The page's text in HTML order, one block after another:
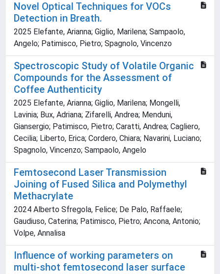
Novel Optical Techniques for VOCs
Detection in Breath.
2025 Elefante, Arianna; Giglio, Marilena; Sampaolo,
Angelo; Patimisco, Pietro; Spagnolo, Vincenzo
Spectroscopic Study of Volatile Organic
Compounds for the Assessment of
Coffee Authenticity
2025 Elefante, Arianna; Giglio, Marilena; Mongelli,
Lavinia; Bux, Adriana; Zifarelli, Andrea; Menduni,
Giansergio; Patimisco, Pietro; Caratti, Andrea; Cagliero,
Cecilia; Liberto, Erica; Cordero, Chiara; Navarini, Luciano;
Spagnolo, Vincenzo; Sampaolo, Angelo
Femtosecond Laser Transmission
Joining of Fused Silica and Polymethyl
Methacrylate
2024 Alberto Sfregola, Felice; De Palo, Raffaele;
Gaudiuso, Caterina; Patimisco, Pietro; Ancona, Antonio;
Volpe, Annalisa
Influence of working parameters on
multi-shot femtosecond laser surface